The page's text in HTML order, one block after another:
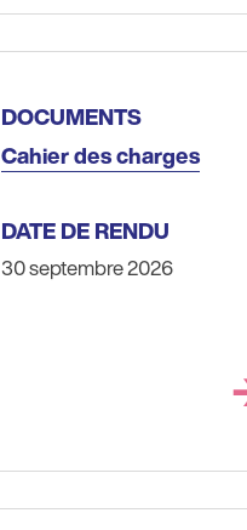
DOCUMENTS
Cahier des charges
DATE DE RENDU
30 septembre 2026